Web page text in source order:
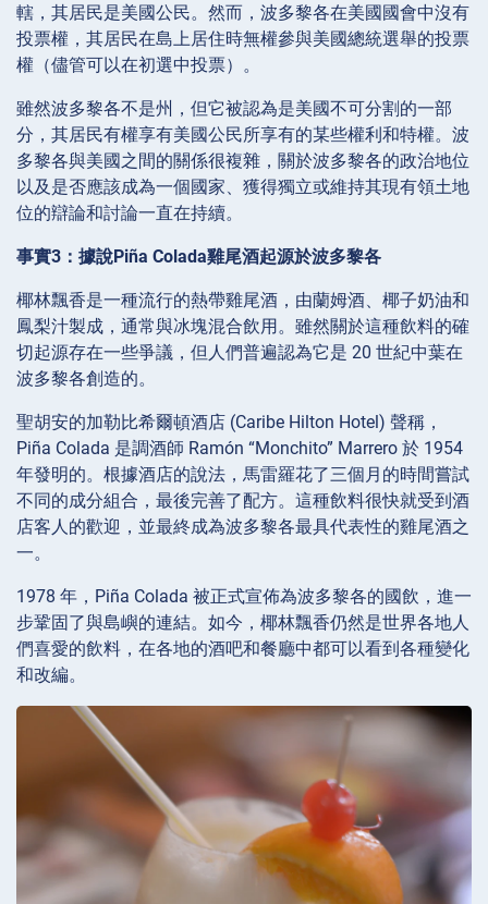
轄，其居民是美國公民。然而，波多黎各在美國國會中沒有
投票權，其居民在島上居住時無權參與美國總統選舉的投票
權（儘管可以在初選中投票）。
雖然波多黎各不是州，但它被認為是美國不可分割的一部
分，其居民有權享有美國公民所享有的某些權利和特權。波
多黎各與美國之間的關係很複雜，關於波多黎各的政治地位
以及是否應該成為一個國家、獲得獨立或維持其現有領土地
位的辯論和討論一直在持續。
事實3：據說Piña Colada雞尾酒起源於波多黎各
椰林飄香是一種流行的熱帶雞尾酒，由蘭姆酒、椰子奶油和
鳳梨汁製成，通常與冰塊混合飲用。雖然關於這種飲料的確
切起源存在一些爭議，但人們普遍認為它是 20 世紀中葉在
波多黎各創造的。
聖胡安的加勒比希爾頓酒店 (Caribe Hilton Hotel) 聲稱，
Piña Colada 是調酒師 Ramón “Monchito” Marrero 於 1954
年發明的。根據酒店的說法，馬雷羅花了三個月的時間嘗試
不同的成分組合，最後完善了配方。這種飲料很快就受到酒
店客人的歡迎，並最終成為波多黎各最具代表性的雞尾酒之
一。
1978 年，Piña Colada 被正式宣佈為波多黎各的國飲，進一
步鞏固了與島嶼的連結。如今，椰林飄香仍然是世界各地人
們喜愛的飲料，在各地的酒吧和餐廳中都可以看到各種變化
和改編。